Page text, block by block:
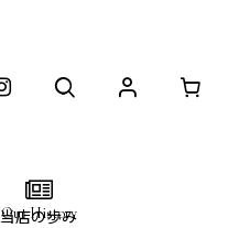
当店の歩み